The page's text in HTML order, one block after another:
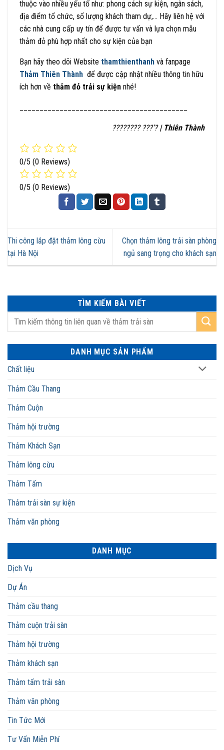
TÌM KIẾM BÀI VIẾT
DANH MỤC SẢN PHẨM
Chất liệu
Thảm Cầu Thang
Thảm Cuộn
Thảm hội trường
Thảm Khách Sạn
Thảm lông cừu
Thảm Tấm
Thảm trải sàn sự kiện
Thảm văn phòng
DANH MỤC
Dịch Vụ
Dự Án
Thảm cầu thang
Thảm cuộn trải sàn
Thảm hội trường
Thảm khách sạn
Thảm tấm trải sàn
Thảm văn phòng
Tin Tức Mới
Tư Vấn Miễn Phí
thuộc vào nhiều yếu tố như: phong cách sự kiện, ngân sách,
địa điểm tổ chức, số lượng khách tham dự,… Hãy liên hệ với
các nhà cung cấp uy tín để được tư vấn và lựa chọn mẫu
thảm đỏ phù hợp nhất cho sự kiện của bạn
Bạn hãy theo dõi Website thamthienthanh và fanpage
Thảm Thiên Thành để được cập nhật nhiều thông tin hữu
ích hơn về thảm đỏ trải sự kiện nhé!
???????? ???’?| Thiên Thành
0/5 (0 Reviews)
0/5 (0 Reviews)
Thi công lắp đặt thảm lông cừu
tại Hà Nội
Chọn thảm lông trải sàn phòng
ngủ sang trọng cho khách sạn